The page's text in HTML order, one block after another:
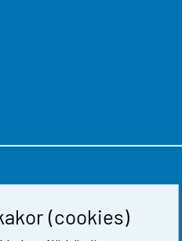
(cookies)